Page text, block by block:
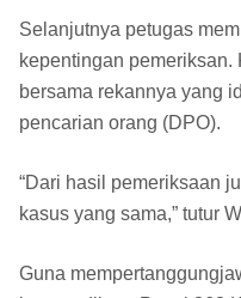
Selanjutnya petugas
kepentingan
bersama rekannya yang
pencarian orang (DPO).
“Dari hasil pemeriksaan
kasus yang sama,” tutur
Guna